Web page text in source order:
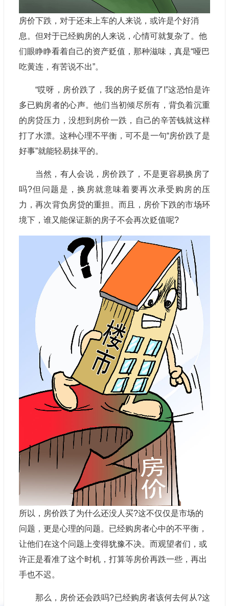
房价下跌，对于还未上车的人来说，或许是个好消
息。但对于已经购房的人来说，心情可就复杂了。 他
们眼睁睁看着自己的资产贬值，那种滋味，真是“哑巴
吃黄连，有苦说不出”。
“哎呀，房价跌了，我的房子贬值了!”这恐怕是许
多已购房者的心声。他们当初倾尽所有，背负着沉重
的房贷压力，没想到房价一跌，自己的辛苦钱就这样
打了水漂。这种心理不平衡，可不是一句“房价跌了是
好事”就能轻易抹平的。
当然，有人会说，房价跌了，不是更容易换房了
吗?但问题是，换房就意味着要再次承受购房的压
力，再次背负房贷的重担。而且，房价下跌的市场环
境下，谁又能保证新的房子不会再次贬值呢?
所以，房价跌了为什么还没人买?这不仅仅是市场的
问题，更是心理的问题。已经购房者心中的不平衡，
让他们在这个问题上变得犹豫不决。而观望者们，或
许正是看准了这个时机，打算等房价再跌一些，再出
手也不迟。
那么，房价还会跌吗?已经购房者该何去何从?这